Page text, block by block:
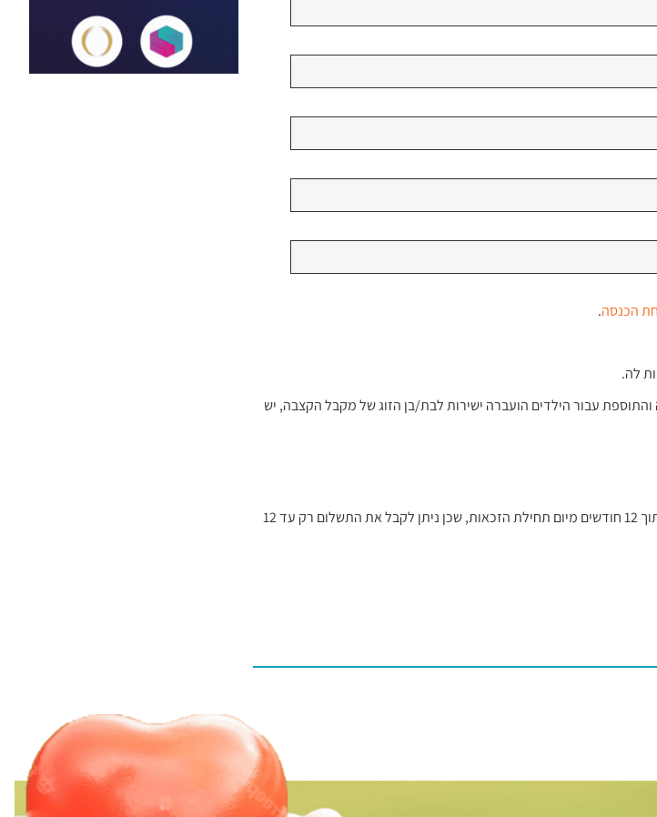
הכנסה.
עבור הילדים הועברה ישירות לבת/בן הזוג של מקבל הקצבה, יש
אם מגישים את הבקשה לתשלום התוספת בנפרד מהתביעה העיקרית לקצבת נכות, חשוב להגיש אותה בתוך 12 חודשים מיום תחילת הזכאות, שכן ניתן לקבל את התשלום רק עד 12